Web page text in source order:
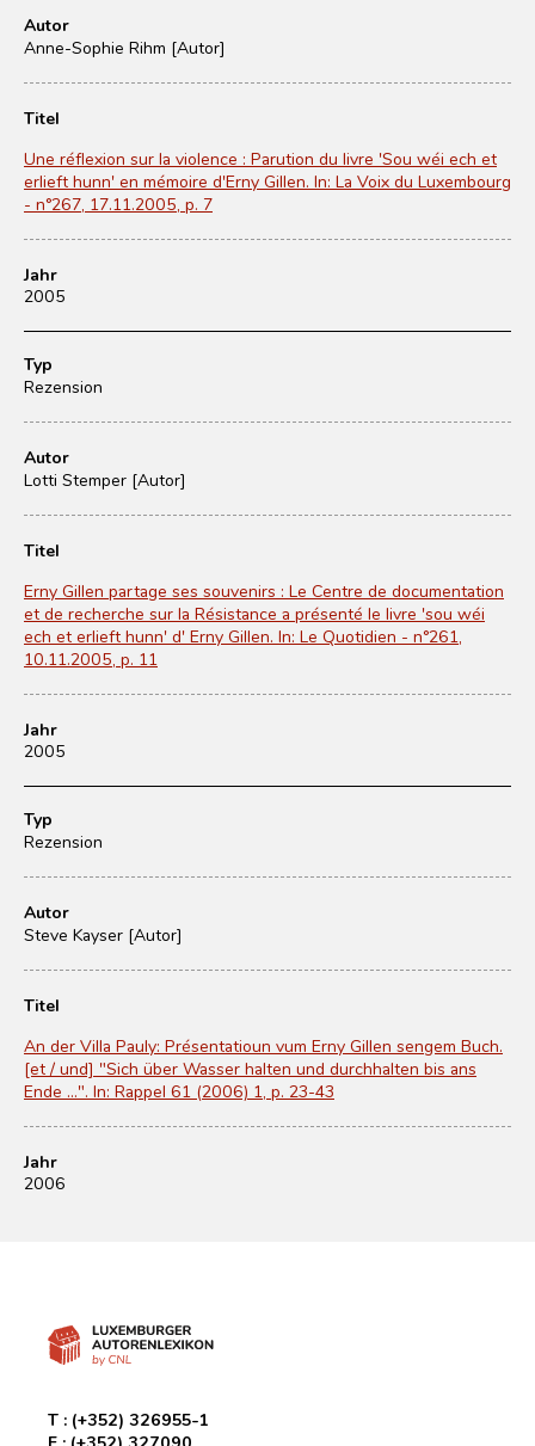
Autor
Anne-Sophie Rihm [Autor]
Titel
Une réflexion sur la violence : Parution du livre 'Sou wéi ech et
erlieft hunn' en mémoire d'Erny Gillen. In: La Voix du Luxembourg
- n°267, 17.11.2005, p. 7
Jahr
2005
Typ
Rezension
Autor
Lotti Stemper [Autor]
Titel
Erny Gillen partage ses souvenirs : Le Centre de documentation
et de recherche sur la Résistance a présenté le livre 'sou wéi
ech et erlieft hunn' d' Erny Gillen. In: Le Quotidien - n°261,
10.11.2005, p. 11
Jahr
2005
Typ
Rezension
Autor
Steve Kayser [Autor]
Titel
An der Villa Pauly: Présentatioun vum Erny Gillen sengem Buch.
[et / und] "Sich über Wasser halten und durchhalten bis ans
Ende …". In: Rappel 61 (2006) 1, p. 23-43
Jahr
2006
T : (+352) 326955-1